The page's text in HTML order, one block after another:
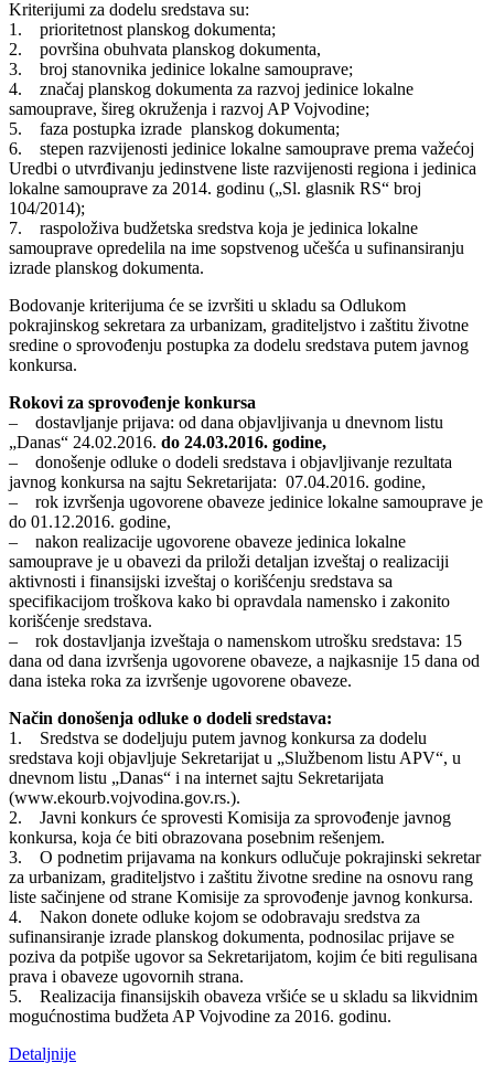
Kriterijumi za dodelu sredstava su:
1. prioritetnost planskog dokumenta;
2. površina obuhvata planskog dokumenta,
3. broj stanovnika jedinice lokalne samouprave;
4. značaj planskog dokumenta za razvoj jedinice lokalne
samouprave, šireg okruženja i razvoj AP Vojvodine;
5. faza postupka izrade planskog dokumenta;
6. stepen razvijenosti jedinice lokalne samouprave prema važećoj
Uredbi o utvrđivanju jedinstvene liste razvijenosti regiona i jedinica
lokalne samouprave za 2014. godinu („Sl. glasnik RS“ broj
104/2014);
7. raspoloživa budžetska sredstva koja je jedinica lokalne
samouprave opredelila na ime sopstvenog učešća u sufinansiranju
izrade planskog dokumenta.
Bodovanje kriterijuma će se izvršiti u skladu sa Odlukom
pokrajinskog sekretara za urbanizam, graditeljstvo i zaštitu životne
sredine o sprovođenju postupka za dodelu sredstava putem javnog
konkursa.
Rokovi za sprovođenje konkursa
– dostavljanje prijava: od dana objavljivanja u dnevnom listu
„Danas“ 24.02.2016. do 24.03.2016. godine,
– donošenje odluke o dodeli sredstava i objavljivanje rezultata
javnog konkursa na sajtu Sekretarijata: 07.04.2016. godine,
– rok izvršenja ugovorene obaveze jedinice lokalne samouprave je
do 01.12.2016. godine,
– nakon realizacije ugovorene obaveze jedinica lokalne
samouprave je u obavezi da priloži detaljan izveštaj o realizaciji
aktivnosti i finansijski izveštaj o korišćenju sredstava sa
specifikacijom troškova kako bi opravdala namensko i zakonito
korišćenje sredstava.
– rok dostavljanja izveštaja o namenskom utrošku sredstava: 15
dana od dana izvršenja ugovorene obaveze, a najkasnije 15 dana od
dana isteka roka za izvršenje ugovorene obaveze.
Način donošenja odluke o dodeli sredstava:
1. Sredstva se dodeljuju putem javnog konkursa za dodelu
sredstava koji objavljuje Sekretarijat u „Službenom listu APV“, u
dnevnom listu „Danas“ i na internet sajtu Sekretarijata
(www.ekourb.vojvodina.gov.rs.).
2. Javni konkurs će sprovesti Komisija za sprovođenje javnog
konkursa, koja će biti obrazovana posebnim rešenjem.
3. O podnetim prijavama na konkurs odlučuje pokrajinski sekretar
za urbanizam, graditeljstvo i zaštitu životne sredine na osnovu rang
liste sačinjene od strane Komisije za sprovođenje javnog konkursa.
4. Nakon donete odluke kojom se odobravaju sredstva za
sufinansiranje izrade planskog dokumenta, podnosilac prijave se
poziva da potpiše ugovor sa Sekretarijatom, kojim će biti regulisana
prava i obaveze ugovornih strana.
5. Realizacija finansijskih obaveza vršiće se u skladu sa likvidnim
mogućnostima budžeta AP Vojvodine za 2016. godinu.
Detaljnije